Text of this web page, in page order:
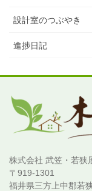
設計室のつぶやき
進捗日記
株式会社 武笠・若狭
〒919-1301
福井県三方上中郡若